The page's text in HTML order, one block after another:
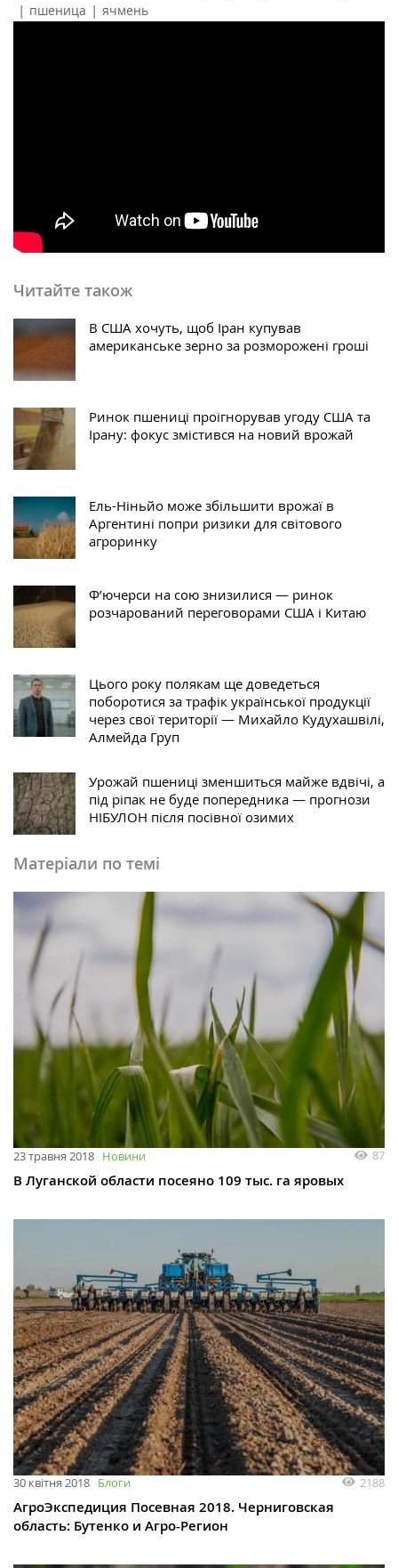
| пшеница | ячмень
Читайте також
В США хочуть, щоб Іран купував
американське зерно за розморожені гроші
Ринок пшениці проігнорував угоду США та
Ірану: фокус змістився на новий врожай
Ель-Ніньйо може збільшити врожаї в
Аргентині попри ризики для світового
агроринку
Ф’ючерси на сою знизилися — ринок
розчарований переговорами США і Китаю
Цього року полякам ще доведеться
поборотися за трафік української продукції
через свої території — Михайло Кудухашвілі,
Алмейда Груп
Урожай пшениці зменшиться майже вдвічі, а
під ріпак не буде попередника — прогнози
НІБУЛОН після посівної озимих
Матеріали по темі
23 травня 2018 Новини 87
В Луганской области посеяно 109 тыс. га яровых
30 квітня 2018 Блоги 2188
АгроЭкспедиция Посевная 2018. Черниговская
область: Бутенко и Агро-Регион